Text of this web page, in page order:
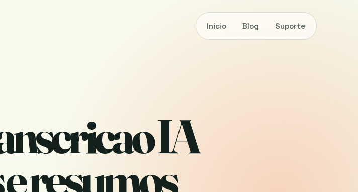
Inicio Blog Suporte
IA
resumos